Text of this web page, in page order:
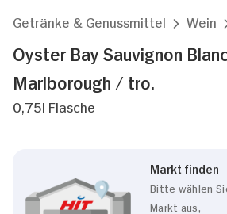
Getränke & Genussmittel Wein
Oyster Bay Sauvignon
Marlborough / tro.
0,75l Flasche
Markt finden
Bitte wählen
Markt aus,